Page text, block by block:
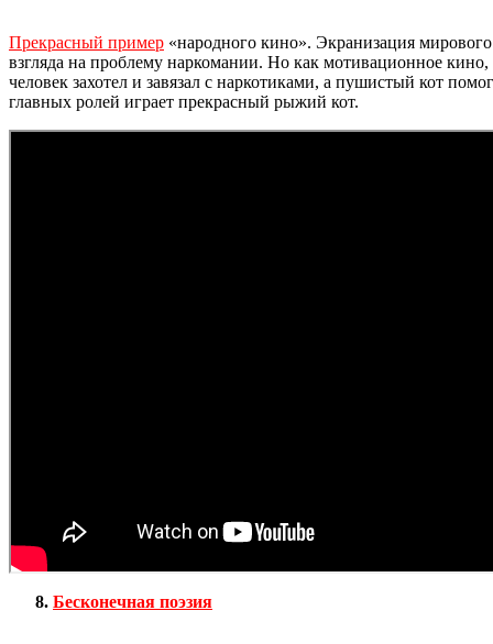
Прекрасный пример «народного кино». Экранизация
взгляда на проблему наркомании. Но как мотивационное
человек захотел и завязал с наркотиками, а пушистый кот
главных ролей играет прекрасный рыжий кот.
Бесконечная поэзия